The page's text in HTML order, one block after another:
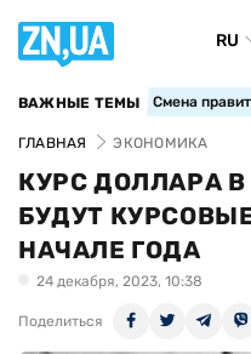
RU
ВАЖНЫЕ ТЕМЫ Смена
ГЛАВНАЯ ЭКОНОМИКА
КУРС ДОЛЛАРА
БУДУТ
НАЧАЛЕ ГОДА
24 декабря, 2023, 10:38
Поделиться